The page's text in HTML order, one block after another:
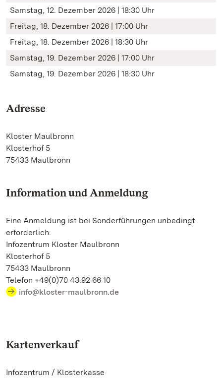
Samstag, 12. Dezember 2026 | 18:30 Uhr
Freitag, 18. Dezember 2026 | 17:00 Uhr
Freitag, 18. Dezember 2026 | 18:30 Uhr
Samstag, 19. Dezember 2026 | 17:00 Uhr
Samstag, 19. Dezember 2026 | 18:30 Uhr
Adresse
Kloster Maulbronn
Klosterhof 5
75433 Maulbronn
Information und Anmeldung
Eine Anmeldung ist bei Sonderführungen unbedingt
erforderlich:
Infozentrum Kloster Maulbronn
Klosterhof 5
75433 Maulbronn
Telefon +49(0)70 43.92 66 10
info@kloster-maulbronn.de
Kartenverkauf
Infozentrum / Klosterkasse